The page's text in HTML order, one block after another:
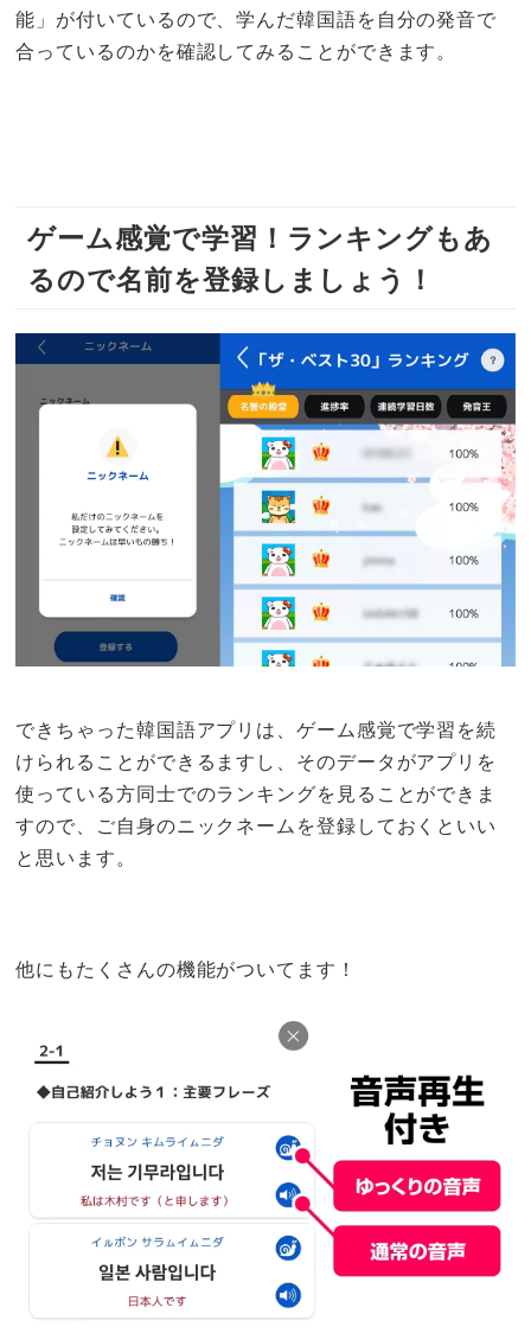
能」が付いているので、学んだ韓国語を自分の発音で
合っているのかを確認してみることができます。
ゲーム感覚で学習！ランキングもあ
るので名前を登録しましょう！
できちゃった韓国語アプリは、ゲーム感覚で学習を続
けられることができるますし、そのデータがアプリを
使っている方同士でのランキングを見ることができま
すので、ご自身のニックネームを登録しておくといい
と思います。
他にもたくさんの機能がついてます！